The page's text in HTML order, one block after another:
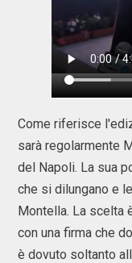
Come riferisce
sarà regolarmente
del Napoli. La sua
che si dilungano e
Montella. La scelta
con una firma che
è dovuto soltanto